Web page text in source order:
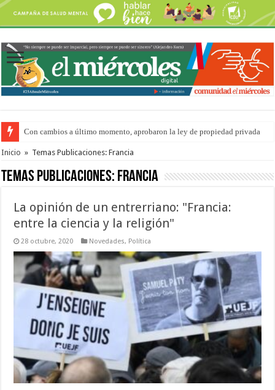
Con cambios a último momento, aprobaron la ley de propiedad privada
Adopción en Entre Ríos: el 35% de los 90 niños, niñas y adolescentes que
Inicio » Temas Publicaciones: Francia
Temas Publicaciones: Francia
La opinión de un entrerriano: "Francia:
entre la ciencia y la religión"
28 octubre, 2020 Novedades, Política